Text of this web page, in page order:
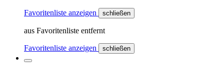
Favoritenliste anzeigen schließen
aus Favoritenliste entfernt
Favoritenliste anzeigen schließen